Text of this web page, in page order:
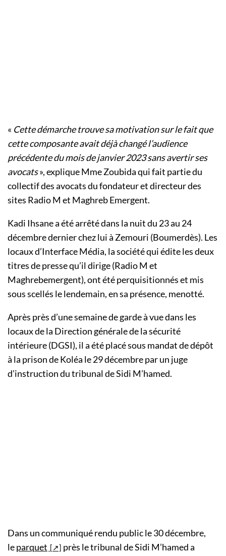
« Cette démarche trouve sa motivation sur le fait que
cette composante avait déjà changé l’audience
précédente du mois de janvier 2023 sans avertir ses
avocats», explique Mme Zoubida qui fait partie du
collectif des avocats du fondateur et directeur des
sites Radio M et Maghreb Emergent.
Kadi Ihsane a été arrêté dans la nuit du 23 au 24
décembre dernier chez lui à Zemouri (Boumerdès). Les
locaux d’Interface Média, la société qui édite les deux
titres de presse qu’il dirige (Radio M et
Maghrebemergent), ont été perquisitionnés et mis
sous scellés le lendemain, en sa présence, menotté.
Après près d’une semaine de garde à vue dans les
locaux de la Direction générale de la sécurité
intérieure (DGSI), il a été placé sous mandat de dépôt
à la prison de Koléa le 29 décembre par un juge
d’instruction du tribunal de Sidi M’hamed.
Dans un communiqué rendu public le 30 décembre,
leparquet
près le tribunal de Sidi M’hamed a